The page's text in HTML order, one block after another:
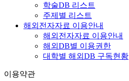
학술DB 리스트
주제별 리스트
해외전자자료 이용안내
해외전자자료 이용안내
해외DB별 이용권한
대학별 해외DB 구독현황
이용약관